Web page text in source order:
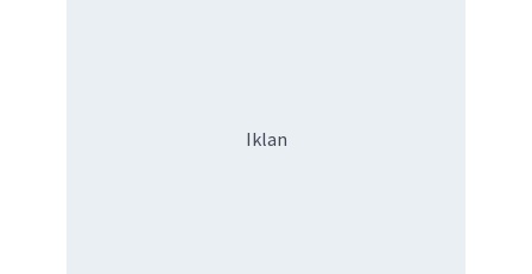
Iklan